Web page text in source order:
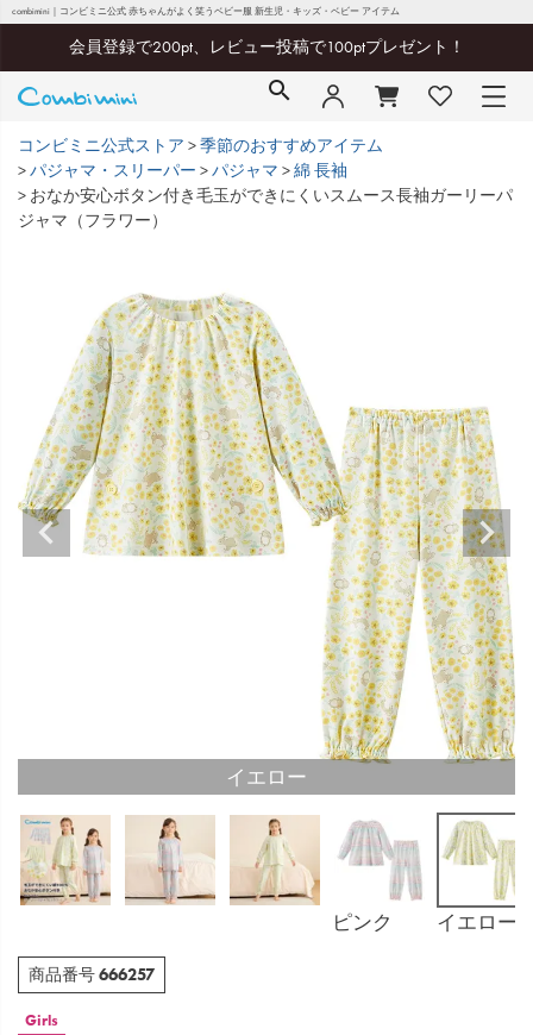
combimini｜コンビミニ公式 赤ちゃんがよく笑うベビー服 新生児・キッズ・ベビー アイテム
会員登録で200pt、レビュー投稿で100ptプレゼント！
コンビミニ公式ストア
季節のおすすめアイテム
パジャマ・スリーパー
パジャマ
綿 長袖
おなか安心ボタン付き毛玉ができにくいスムース長袖ガーリーパ
ジャマ（フラワー）
イエロー
ピンク イエロー
商品番号666257
Girls